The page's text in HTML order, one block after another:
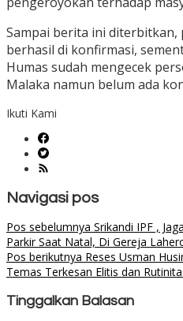
Sampai berita ini
berhasil di konfirmasi,
Humas sudah mengecek
Malaka namun belum ada
Ikuti Kami
Navigasi pos
Pos sebelumnya Srikandi IPF ,
Parkir Saat Natal, Di Gereja
Pos berikutnya Reses Usman
Temas Terkesan Elitis dan
Tinggalkan Balasan